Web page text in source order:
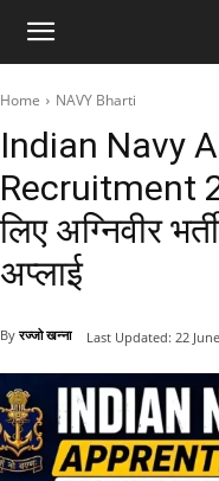
Home NAVY Bharti
Indian Navy
Recruitment
लिए अग्निवीर
अप्लाई
By रज्जो खन्ना Last Updated: 22